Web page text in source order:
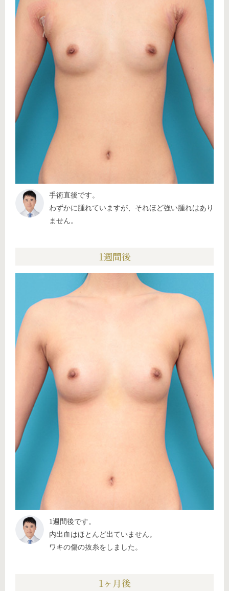
手術直後です。
わずかに腫れていますが、それほど強い腫れはあり
ません。
1週間後
1週間後です。
内出血はほとんど出ていません。
ワキの傷の抜糸をしました。
1ヶ月後